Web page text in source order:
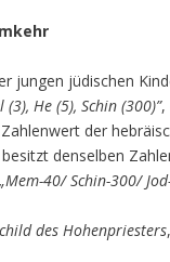
jungen jüdischen
He (5), Schin (300)”,
der
denselben
„Mem-40/ Schin-300/
des Hohenpriesters